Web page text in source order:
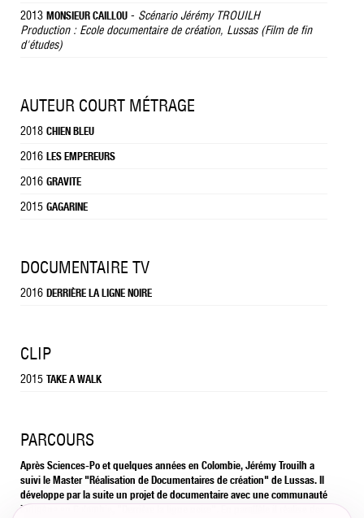
2013 MONSIEUR CAILLOU - Scénario Jérémy TROUILH
Production : Ecole documentaire de création, Lussas (Film de fin
d'études)
AUTEUR COURT MÉTRAGE
2018 CHIEN BLEU
2016 LES EMPEREURS
2016 GRAVITE
2015 GAGARINE
DOCUMENTAIRE TV
2016 DERRIÈRE LA LIGNE NOIRE
CLIP
2015 TAKE A WALK
PARCOURS
Après Sciences-Po et quelques années en Colombie, Jérémy Trouilh a
suivi le Master "Réalisation de Documentaires de création" de Lussas. Il
développe par la suite un projet de documentaire avec une communauté
indigène en Colombie, "Derrière la ligne noire". En parallèle il réalise des